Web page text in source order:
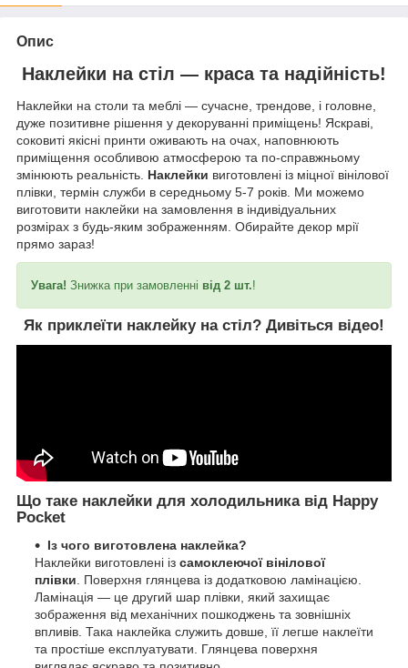
Опис
Наклейки на стіл — краса та надійність!
Наклейки на столи та меблі — сучасне, трендове, і головне,
дуже позитивне рішення у декоруванні приміщень! Яскраві,
соковиті якісні принти оживають на очах, наповнюють
приміщення особливою атмосферою та по-справжньому
змінюють реальність. Наклейки виготовлені із міцної вінілової
плівки, термін служби в середньому 5-7 років. Ми можемо
виготовити наклейки на замовлення в індивідуальних
розмірах з будь-яким зображенням. Обирайте декор мрії
прямо зараз!
Увага! Знижка при замовленні від 2 шт.!
Як приклеїти наклейку на стіл? Дивіться відео!
Що таке наклейки для холодильника від Happy
Pocket
Із чого виготовлена наклейка?
Наклейки виготовлені із самоклеючої вінілової
плівки . Поверхня глянцева із додатковою ламінацією.
Ламінація — це другий шар плівки, який захищає
зображення від механічних пошкоджень та зовнішніх
впливів. Така наклейка служить довше, її легше наклеїти
та простіше експлуатувати. Глянцева поверхня